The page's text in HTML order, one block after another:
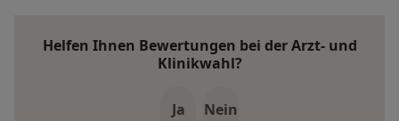
Helfen Ihnen Bewertungen bei der Arzt- und
Klinikwahl?
Ja Nein